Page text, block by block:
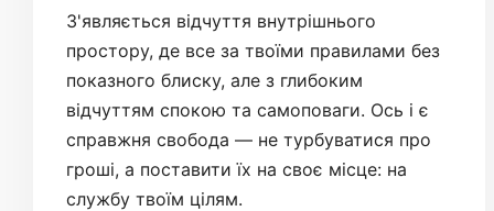
З'являється відчуття внутрішнього
простору, де все за твоїми правилами без
показного блиску, але з глибоким
відчуттям спокою та самоповаги. Ось і є
справжня свобода — не турбуватися про
гроші, а поставити їх на своє місце: на
службу твоїм цілям.